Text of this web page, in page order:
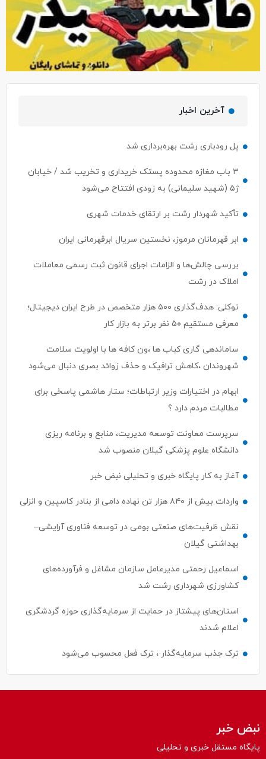
آخرین اخبار
پل رودباری رشت بهره‌برداری شد
۳ باب مغازه محدوده پستک خریداری و تخریب شد / خیابان
ژ۵ (شهید سلیمانی) به زودی افتتاح می‌شود
تأکید شهردار رشت بر ارتقای خدمات شهری
ابر قهرمانان مرموز، نخستین سریال ابرقهرمانی ایران
بررسی چالش‌ها و الزامات اجرای قانون ثبت رسمی معاملات
املاک در رشت
توکلی: هدف‌گذاری ۵۰۰ هزار متخصص در طرح ایران دیجیتال؛
معرفی مستقیم ۵۰ نفر برتر به بازار کار
ساماندهی گاری کباب ها ،ون کافه ها با اولویت سلامت
شهروندان ،کاهش ترافیک و حذف زوائد بصری دنبال می‌شود
ابهام در اختیارات وزیر ارتباطات؛ ستار هاشمی پاسخی برای
مطالبات مردم دارد ؟
سرپرست معاونت توسعه مدیریت، منابع و برنامه ریزی
دانشگاه علوم پزشکی گیلان منصوب شد
آغاز به کار پایگاه خبری و تحلیلی نبض خبر
واردات بیش از ۸۴۰ هزار تن نهاده دامی از بنادر كاسپین و انزلی
نقش ظرفیت‌های صنعتی بومی در توسعه فناوری آرایشی–
بهداشتی گیلان
اسماعیل رحمتی مدیرعامل سازمان مشاغل و فرآورده‌های
کشاورزی شهرداری رشت شد
استان‌های پیشتاز در حمایت از سرمایه‌گذاری حوزه گردشگری
اعلام شدند
ترک جذب سرمایه‌گذار ، ترک فعل محسوب می‌شود
نبض خبر
پایگاه مستقل خبری و تحلیلی